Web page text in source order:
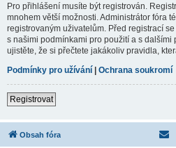
Pro přihlášení musíte být registrován.
mnohem větší možnosti. Administrátor fóra
registrovaným uživatelům. Před registrací
s našimi podmínkami pro použití a s dalšími
ujistěte, že si přečtete jakákoliv pravidla,
Podmínky pro užívání | Ochrana soukromí
Registrovat
Obsah fóra